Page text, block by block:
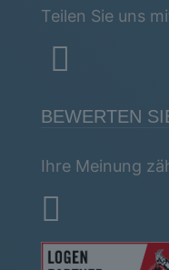
Teilen Sie uns
BEWERTEN
Ihre Meinung